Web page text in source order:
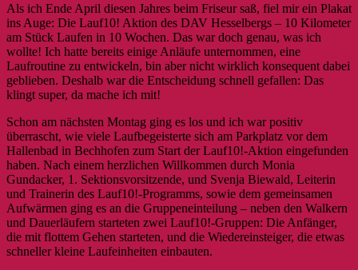
Als ich Ende April diesen Jahres beim Friseur saß, fiel mir ein Plakat
ins Auge: Die Lauf10! Aktion des DAV Hesselbergs – 10 Kilometer
am Stück Laufen in 10 Wochen. Das war doch genau, was ich
wollte! Ich hatte bereits einige Anläufe unternommen, eine
Laufroutine zu entwickeln, bin aber nicht wirklich konsequent dabei
geblieben. Deshalb war die Entscheidung schnell gefallen: Das
klingt super, da mache ich mit!
Schon am nächsten Montag ging es los und ich war positiv
überrascht, wie viele Laufbegeisterte sich am Parkplatz vor dem
Hallenbad in Bechhofen zum Start der Lauf10!-Aktion eingefunden
haben. Nach einem herzlichen Willkommen durch Monia
Gundacker, 1. Sektionsvorsitzende, und Svenja Biewald, Leiterin
und Trainerin des Lauf10!-Programms, sowie dem gemeinsamen
Aufwärmen ging es an die Gruppeneinteilung – neben den Walkern
und Dauerläufern starteten zwei Lauf10!-Gruppen: Die Anfänger,
die mit flottem Gehen starteten, und die Wiedereinsteiger, die etwas
schneller kleine Laufeinheiten einbauten.